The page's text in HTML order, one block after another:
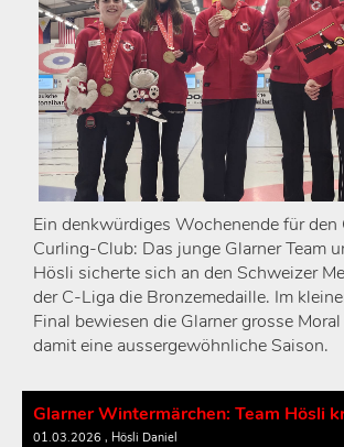
Ein denkwürdiges Wochenende für den
Curling-Club: Das junge Glarner Team
Hösli sicherte sich an den Schweizer
der C-Liga die Bronzemedaille. Im
Final bewiesen die Glarner grosse
damit eine aussergewöhnliche Saison.
01.03.2026 , Hösli Daniel